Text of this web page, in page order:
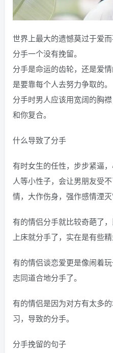
世界上最大的遗憾莫过于爱
分手一个没有挽留。
分手是命运的齿轮，还是爱
是要靠每个人去努力争取的。
分手时男人应该用宽阔的胸
和你复合。
什么导致了分手
有时女生的任性，步步紧逼
人等小性子，会让男朋友受
情，大作伤身，强作感情湮灭
有的情侣分手就比较奇葩了
上床就分手了，实在是有些精
有的情侣谈恋爱更是像闹着
志同道合地分手了。
有的情侣是因为对方有太多
习，导致的分手。
分手挽留的句子